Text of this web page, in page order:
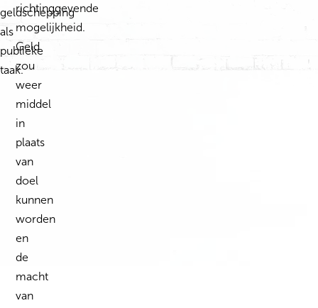
geldschepping
als
publieke
taak.
richtinggevende
mogelijkheid.
Geld
zou
weer
middel
in
plaats
van
doel
kunnen
worden
en
de
macht
van